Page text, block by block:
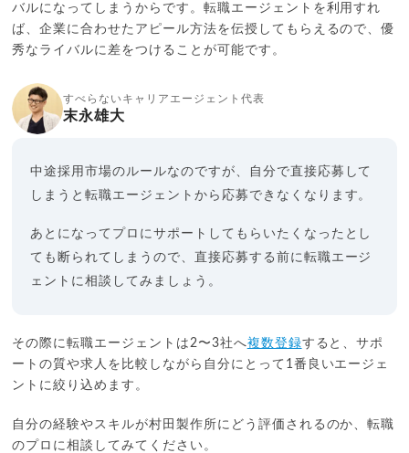
バルになってしまうからです。転職エージェントを利用すれ
ば、企業に合わせたアピール方法を伝授してもらえるので、優
秀なライバルに差をつけることが可能です。
すべらないキャリアエージェント代表
末永雄大
中途採用市場のルールなのですが、自分で直接応募して
しまうと転職エージェントから応募できなくなります。
あとになってプロにサポートしてもらいたくなったとし
ても断られてしまうので、直接応募する前に転職エージ
ェントに相談してみましょう。
その際に転職エージェントは2〜3社へ複数登録すると、サポ
ートの質や求人を比較しながら自分にとって1番良いエージェ
ントに絞り込めます。
自分の経験やスキルが村田製作所にどう評価されるのか、転職
のプロに相談してみてください。